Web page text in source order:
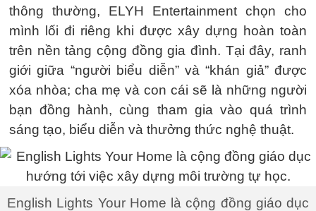
thông thường, ELYH Entertainment chọn cho
mình lối đi riêng khi được xây dựng hoàn toàn
trên nền tảng cộng đồng gia đình. Tại đây, ranh
giới giữa “người biểu diễn” và “khán giả” được
xóa nhòa; cha mẹ và con cái sẽ là những người
bạn đồng hành, cùng tham gia vào quá trình
sáng tạo, biểu diễn và thưởng thức nghệ thuật.
English Lights Your Home là cộng đồng giáo dục